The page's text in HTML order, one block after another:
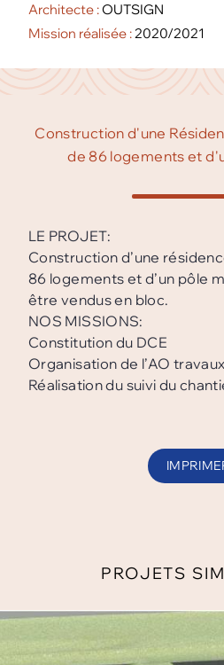
Architecte :OUTSIGN
Mission réalisée :2020/2021
Construction d'une
de 86 logements et
LE PROJET:
Construction d’une
86 logements et d’un pôle
être vendus en bloc.
NOS MISSIONS:
Constitution du DCE
Organisation de l’AO travaux
Réalisation du suivi du
PROJETS